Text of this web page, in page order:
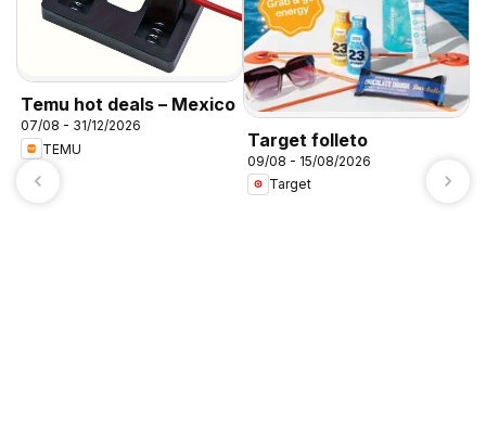
Temu hot deals – Mexico
07/08 - 31/12/2026
TEMU
Target folleto
09/08 - 15/08/2026
Target